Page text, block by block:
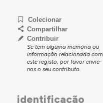
Colecionar
Compartilhar
Contribuir
Se tem alguma memória ou
informação relacionada com
este registo, por favor envie-
nos o seu contributo.
identificação